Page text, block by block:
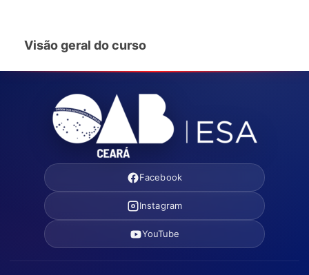
Visão geral do curso
Facebook
Instagram
YouTube